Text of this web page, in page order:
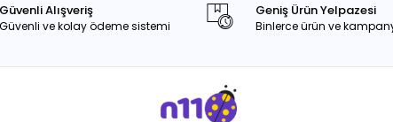
Güvenli Alışveriş
Güvenli ve kolay ödeme sistemi
Geniş Ürün Yelpazesi
Binlerce ürün ve